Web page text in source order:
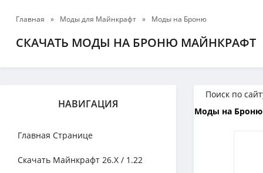
Главная » Моды для Майнкрафт » Моды на Броню
СКАЧАТЬ МОДЫ НА БРОНЮ МАЙНКРАФТ
НАВИГАЦИЯ
Главная Странице
Скачать Майнкрафт 26.Х / 1.22
Моды на Броню